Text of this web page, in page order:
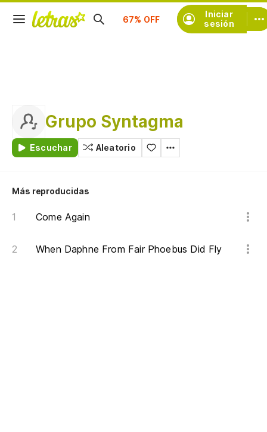
Iniciar
sesión
Suscríbete
Grupo Syntagma
Escuchar Aleatorio
Más reproducidas
Come Again
When Daphne From Fair Phoebus Did Fly